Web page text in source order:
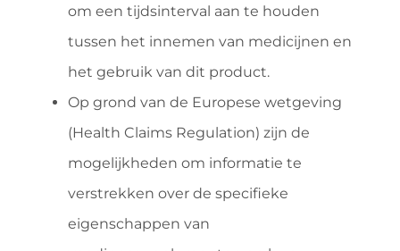
om een tijdsinterval aan te houden
tussen het innemen van medicijnen en
het gebruik van dit product.
Op grond van de Europese wetgeving
(Health Claims Regulation) zijn de
mogelijkheden om informatie te
verstrekken over de specifieke
eigenschappen van